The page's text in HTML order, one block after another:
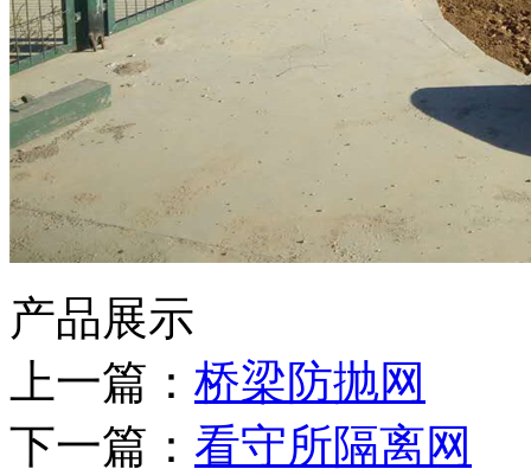
产品展示
上一篇： 桥梁防抛网
下一篇： 看守所隔离网